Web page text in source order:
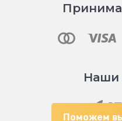
Поможем
Наши